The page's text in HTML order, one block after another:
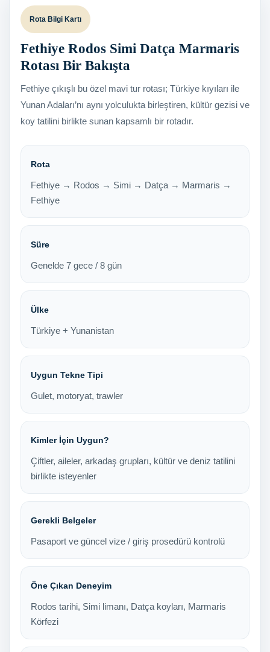
Rota Bilgi Kartı
Fethiye Rodos Simi Datça Marmaris
Rotası Bir Bakışta
Fethiye çıkışlı bu özel mavi tur rotası; Türkiye kıyıları ile
Yunan Adaları’nı aynı yolculukta birleştiren, kültür gezisi ve
koy tatilini birlikte sunan kapsamlı bir rotadır.
Rota
Fethiye → Rodos → Simi → Datça → Marmaris →
Fethiye
Süre
Genelde 7 gece / 8 gün
Ülke
Türkiye + Yunanistan
Uygun Tekne Tipi
Gulet, motoryat, trawler
Kimler İçin Uygun?
Çiftler, aileler, arkadaş grupları, kültür ve deniz tatilini
birlikte isteyenler
Gerekli Belgeler
Pasaport ve güncel vize / giriş prosedürü kontrolü
Öne Çıkan Deneyim
Rodos tarihi, Simi limanı, Datça koyları, Marmaris
Körfezi